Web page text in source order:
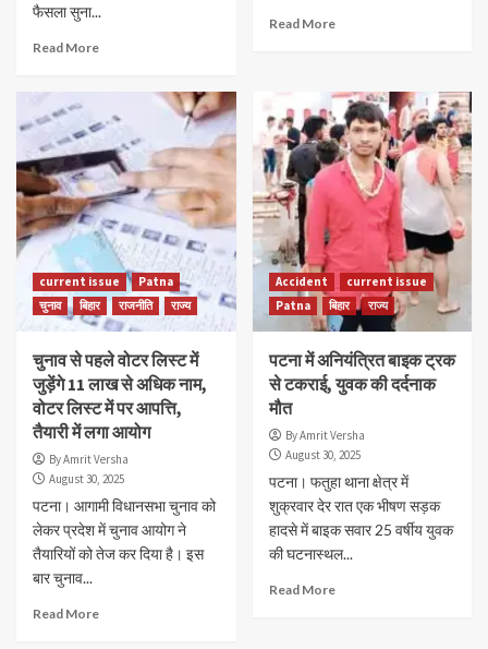
फैसला सुना...
Read More
Read More
current issue
Patna
चुनाव
बिहार राजनीति राज्य
चुनाव से पहले वोटर लिस्ट में
जुड़ेंगे 11 लाख से अधिक नाम,
वोटर लिस्ट में पर आपत्ति,
तैयारी में लगा आयोग
By Amrit Versha
August 30, 2025
पटना। आगामी विधानसभा चुनाव को
लेकर प्रदेश में चुनाव आयोग ने
तैयारियों को तेज कर दिया है। इस
बार चुनाव...
Read More
Accident
current issue
Patna
बिहार राज्य
पटना में अनियंत्रित बाइक ट्रक
से टकराई, युवक की दर्दनाक
मौत
By Amrit Versha
August 30, 2025
पटना। फतुहा थाना क्षेत्र में
शुक्रवार देर रात एक भीषण सड़क
हादसे में बाइक सवार 25 वर्षीय युवक
की घटनास्थल...
Read More